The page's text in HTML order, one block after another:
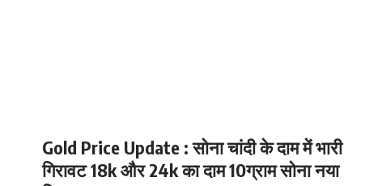
Gold Price Update : सोना चांदी के दाम में भारी
गिरावट 18k और 24k का दाम 10ग्राम सोना नया